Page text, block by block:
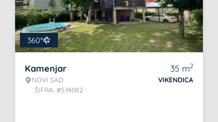
360°
Kamenjar
NOVI SAD
ŠIFRA: #574082
35 m2
VIKENDICA